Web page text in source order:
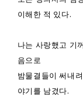
이해한 적 있다.
나는 사랑했고 기
음으로
밤물결들이 써내
야기를 남겼다.